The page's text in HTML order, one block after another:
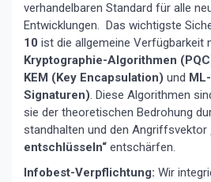
verhandelbaren Standard für alle
Entwicklungen. Das wichtigste
10 ist die allgemeine Verfügbarkeit
Kryptographie-Algorithmen
KEM (Key Encapsulation) und
Signaturen). Diese Algorithmen
sie der theoretischen Bedrohung
standhalten und den Angriffsvektor
entschlüsseln“ entschärfen.
Infobest-Verpflichtung: Wir